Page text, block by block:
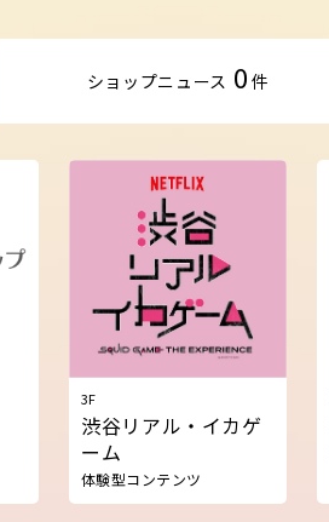
ショップニュース 0 件
3F
渋谷リアル・イカゲ
ーム
体験型コンテンツ